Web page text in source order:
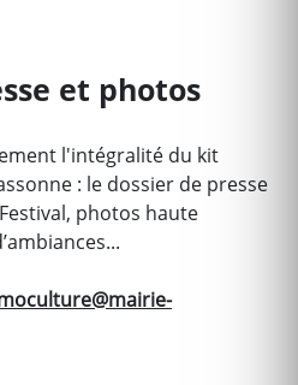
et photos
l'intégralité du kit
: le dossier de presse
photos haute